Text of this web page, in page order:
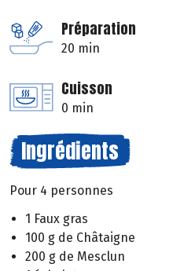
Préparation
20 min
Cuisson
0 min
Ingrédients
Pour 4 personnes
1 Faux gras
100 g de Châtaigne
200 g de Mesclun